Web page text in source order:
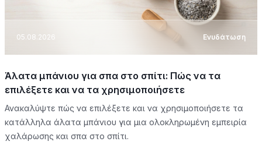
05.08.2026 Ενυδάτωση
Άλατα μπάνιου για σπα στο σπίτι: Πώς να τα
επιλέξετε και να τα χρησιμοποιήσετε
Ανακαλύψτε πώς να επιλέξετε και να χρησιμοποιήσετε τα
κατάλληλα άλατα μπάνιου για μια ολοκληρωμένη εμπειρία
χαλάρωσης και σπα στο σπίτι.